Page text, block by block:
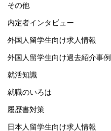
その他
内定者インタビュー
外国人留学生向け求人情報
外国人留学生向け過去紹介事例
就活知識
就職のいろは
履歴書対策
日本人留学生向け求人情報